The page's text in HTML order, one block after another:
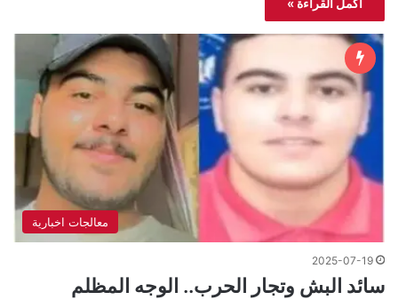
معالجات اخبارية
2025-07-19
سائد البش وتجار الحرب.. الوجه المظلم